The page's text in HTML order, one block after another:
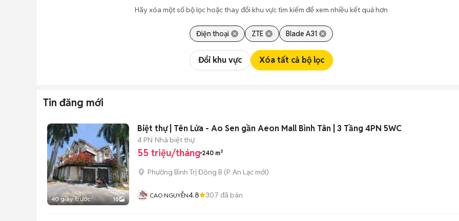
Hãy xóa một số bộ lọc hoặc thay đổi khu vực tìm kiếm để xem nhiều kết quả hơn
Điện thoại ZTE Blade A31
Đổi khu vực Xóa tất cả bộ lọc
Tin đăng mới
40 giây trước 10
Biệt thự | Tên Lửa - Ao Sen gần Aeon Mall Bình Tân | 3 Tầng 4PN 5WC
4 PN Nhà biệt thự
55 triệu/tháng 240 m²
Phường Bình Trị Đông B (P. An Lạc mới)
CAO NGUYỄN4.8 307 đã bán